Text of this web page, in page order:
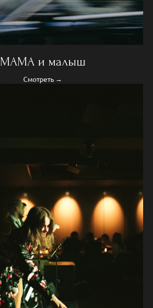
МАМА и малыш
Смотреть →